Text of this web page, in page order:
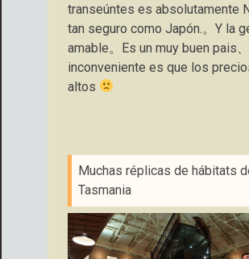
transeúntes es absolutamente
tan seguro como Japón.。Y la
amable。Es un muy buen pais
inconveniente es que los
altos
Muchas réplicas de hábitats
Tasmania